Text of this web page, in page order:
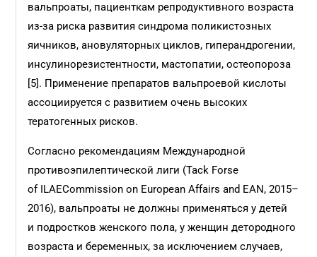
вальпроаты, пациенткам репродуктивного возраста
из-за риска развития синдрома поликистозных
яичников, ановуляторных циклов, гиперандрогении,
инсулинорезистентности, мастопатии, остеопороза
[5]. Применение препаратов вальпроевой кислоты
ассоциируется с развитием очень высоких
тератогенных рисков.
Согласно рекомендациям Международной
противоэпилептической лиги (Tack Forse
of ILAECommission on European Affairs and EAN, 2015–
2016), вальпроаты не должны применяться у детей
и подростков женского пола, у женщин детородного
возраста и беременных, за исключением случаев,